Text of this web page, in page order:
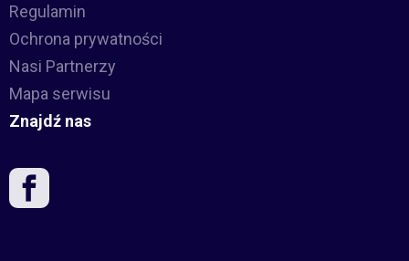
Regulamin
Ochrona prywatności
Nasi Partnerzy
Mapa serwisu
Znajdź nas